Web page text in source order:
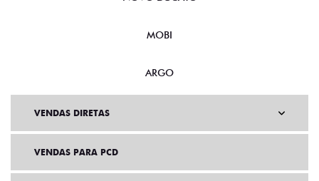
MOBI
ARGO
VENDAS DIRETAS
VENDAS PARA PCD